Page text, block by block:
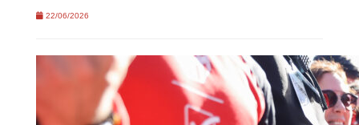
22/06/2026